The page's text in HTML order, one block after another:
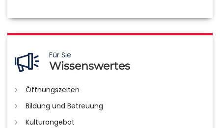
Für Sie
Wissenswertes
Öffnungszeiten
Bildung und Betreuung
Kulturangebot